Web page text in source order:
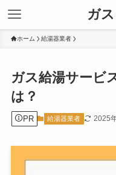
ガ
ホーム 給湯器業者
ガス給湯サービ
は？
PR 給湯器業者 2025